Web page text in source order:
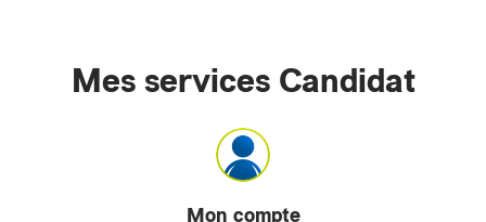
Mes services Candidat
Mon compte